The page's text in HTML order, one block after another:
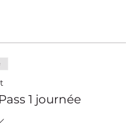
1 journée